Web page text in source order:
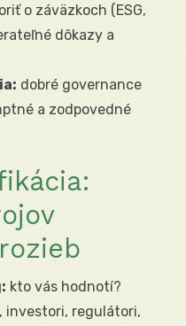
o záväzkoch (ESG,
dôkazy a
dobré governance
a zodpovedné
kto vás hodnotí?
investori, regulátori,